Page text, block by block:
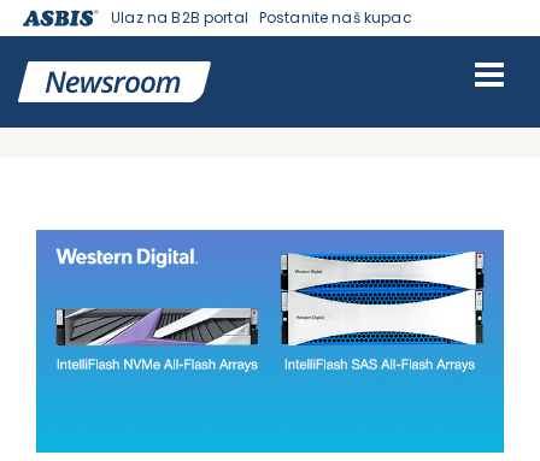
Ulaz na B2B portal Postanite naš kupac
NOVI ENTRY LEVEL NVME ARRAY, HIGH-DENSITY STORAGE KAO I
NOVE FUNKCIJE SA NADOGRADNJOM OS-A